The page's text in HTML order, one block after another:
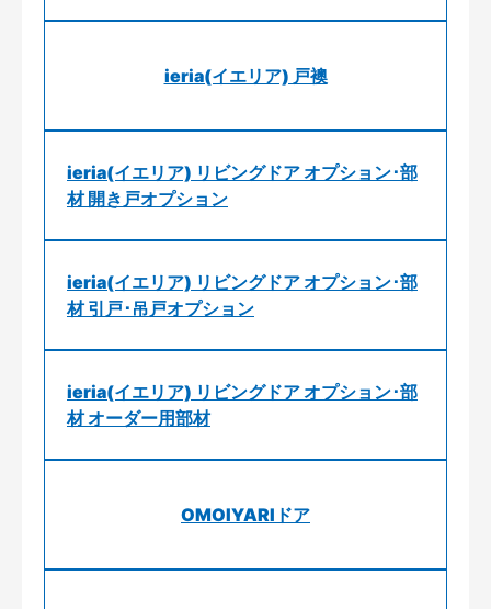
ieria(イエリア) 戸襖
ieria(イエリア) リビングドア オプション･部
材 開き戸オプション
ieria(イエリア) リビングドア オプション･部
材 引戸･吊戸オプション
ieria(イエリア) リビングドア オプション･部
材 オーダー用部材
OMOIYARIドア